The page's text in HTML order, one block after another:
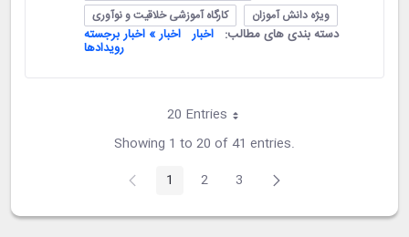
کارگاه آموزشی خلاقیت و نوآوری
ویژه دانش آموزان
دسته بندی های مطالب: اخبار اخبار » اخبار برجسته
رویدادها
20 EntriesPer Page
Showing 1 to 20 of 41 entries.
Page
1 Page
2 Page
3